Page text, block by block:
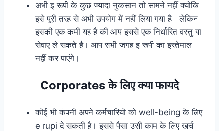
अभी इ रूपी के कुछ ज्यादा नुकसान तो सामने नहीं क्योकि
इसे पूरी तरह से अभी उपयोग में नहीं लिया गया है। लेकिन
इसकी एक कमी यह है की आप इससे एक निर्धारित वस्तु या
सेवाए ले सकते है। आप सभी जगह इ रूपी का इस्तेमाल
नहीं कर पाएंगे।
Corporates के लिए क्या फायदे
कोई भी कंपनी अपने कर्मचारियों को well-being के लिए
e rupi दे सकती है। इससे पैसा उसी काम के लिए खर्च